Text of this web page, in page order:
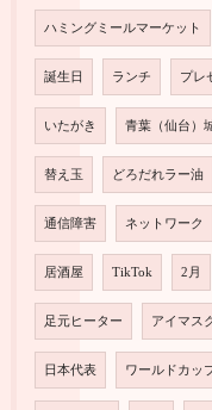
ハミングミールマーケット
誕生日 ランチ プレ
いたがき 青葉（仙台）
替え玉 どろだれラー油
通信障害 ネットワーク
居酒屋 TikTok 2月
足元ヒーター アイマス
日本代表 ワールドカッ